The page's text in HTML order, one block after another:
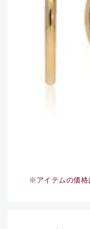
※アイテムの価格